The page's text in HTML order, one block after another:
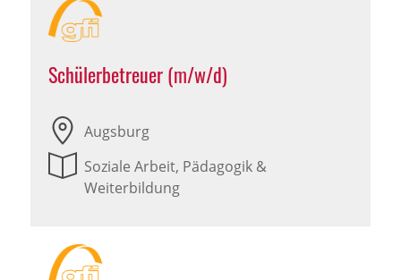
Schülerbetreuer (m/w/d)
Augsburg
Soziale Arbeit, Pädagogik &
Weiterbildung